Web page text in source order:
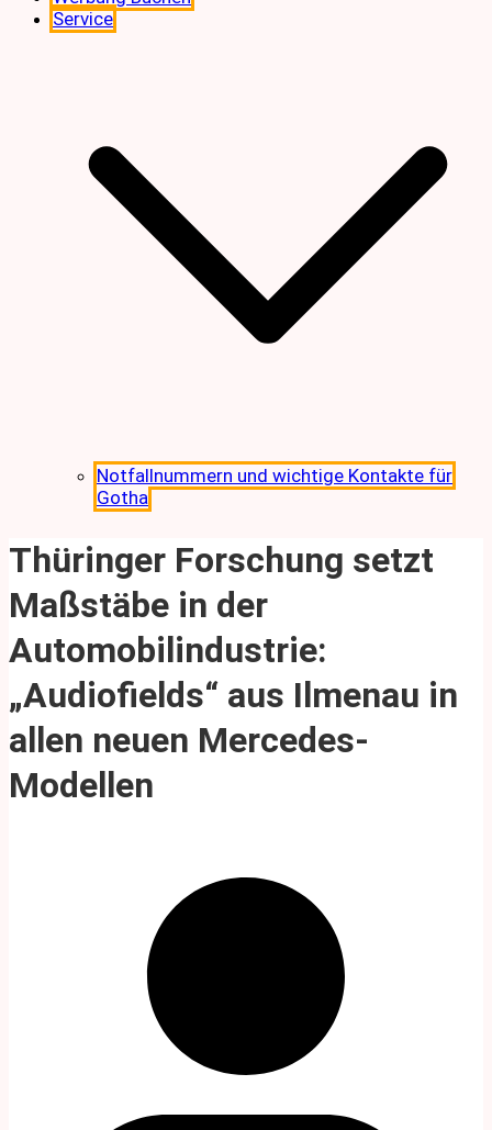
Service
Notfallnummern und wichtige Kontakte für
Gotha
Thüringer Forschung setzt
Maßstäbe in der
Automobilindustrie:
„Audiofields“ aus Ilmenau in
allen neuen Mercedes-
Modellen